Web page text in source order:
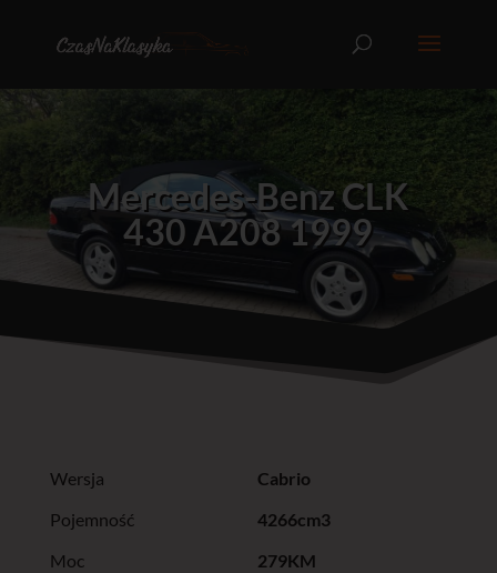
Mercedes-Benz CLK
430 A208 1999
Wersja
Cabrio
Pojemność
4266cm3
Moc
279KM